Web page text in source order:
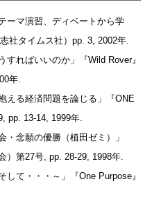
ーマ演習、ディベートから学
社タイムス社）pp. 3, 2002年.
すればいいのか」『Wild Rover』
年.
える経済問題を論じる」『ONE
pp. 13-14, 1999年.
念願の優勝（植田ゼミ）」
）第27号, pp. 28-29, 1998年.
て・・・～」『One Purpose』